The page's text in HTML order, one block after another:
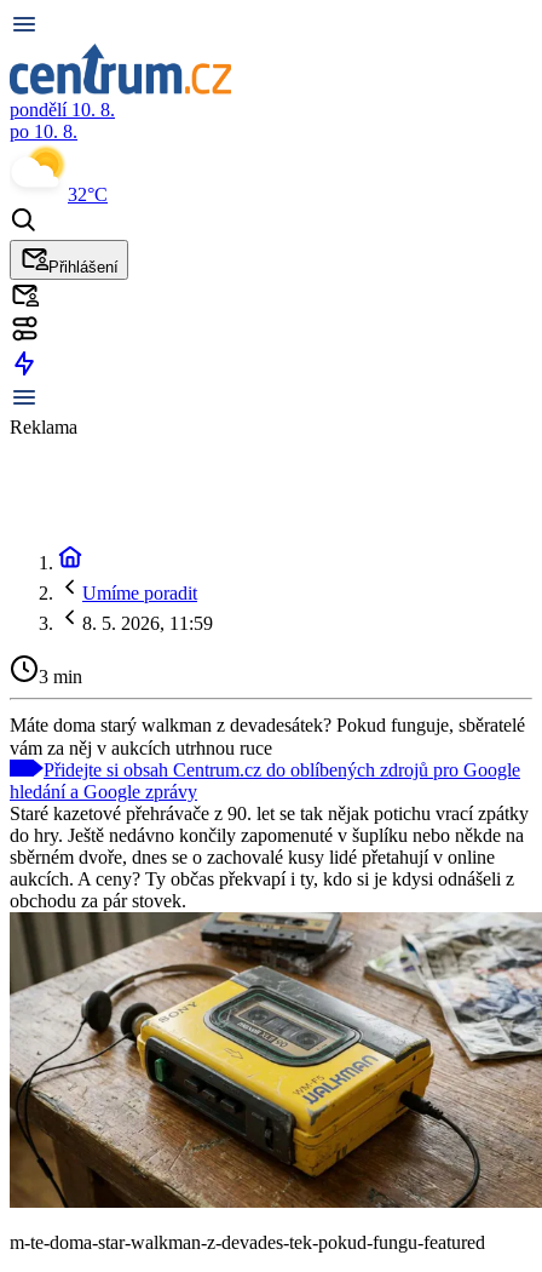
pondělí 10. 8.
po 10. 8.
32°C
Přihlášení
Reklama
Umíme poradit
8. 5. 2026, 11:59
3 min
Máte doma starý walkman z devadesátek? Pokud funguje, sběratelé
vám za něj v aukcích utrhnou ruce
Přidejte si obsah Centrum.cz do oblíbených zdrojů pro Google
hledání a Google zprávy
Staré kazetové přehrávače z 90. let se tak nějak potichu vrací zpátky
do hry. Ještě nedávno končily zapomenuté v šuplíku nebo někde na
sběrném dvoře, dnes se o zachovalé kusy lidé přetahují v online
aukcích. A ceny? Ty občas překvapí i ty, kdo si je kdysi odnášeli z
obchodu za pár stovek.
m-te-doma-star-walkman-z-devades-tek-pokud-fungu-featured